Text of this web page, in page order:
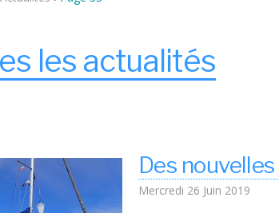
les actualités
Des
Mercredi 26 Juin 2019